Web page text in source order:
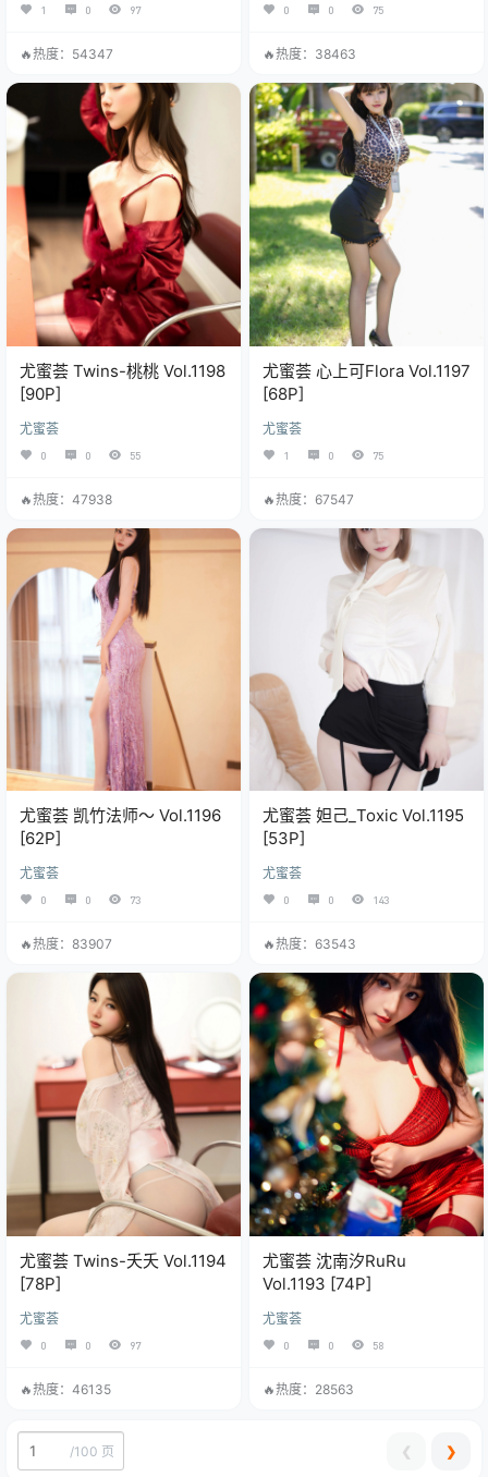
1 0 97
🔥热度：54347
0 0 75
🔥热度：38463
尤蜜荟 Twins-桃桃 Vol.1198
[90P]
尤蜜荟
0 0 55
🔥热度：47938
尤蜜荟 心上可Flora Vol.1197
[68P]
尤蜜荟
1 0 75
🔥热度：67547
尤蜜荟 凯竹法师～ Vol.1196
[62P]
尤蜜荟
0 0 73
🔥热度：83907
尤蜜荟 妲己_Toxic Vol.1195
[53P]
尤蜜荟
0 0 143
🔥热度：63543
尤蜜荟 Twins-夭夭 Vol.1194
[78P]
尤蜜荟
0 0 97
🔥热度：46135
尤蜜荟 沈南汐RuRu
Vol.1193 [74P]
尤蜜荟
0 0 58
🔥热度：28563
/100 页 ❮ ❯